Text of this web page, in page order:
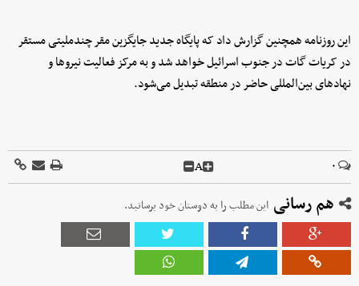
این روزنامه همچنین گزارش داد که پایگاه جدید جایگزین مقر چندملیتی مستقر
در کریات گات در جنوب اسرائیل خواهد شد و به مرکز فعالیت نیروها و
نهادهای بین‌المللی حاضر در منطقه تبدیل می‌شود.
۰ A
هم رسانی این مطلب را به دوستان خود برسانید.